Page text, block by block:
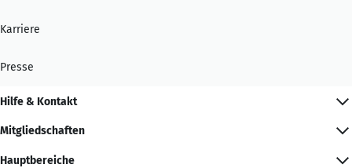
Karriere
Presse
Hilfe & Kontakt
Mitgliedschaften
Hauptbereiche